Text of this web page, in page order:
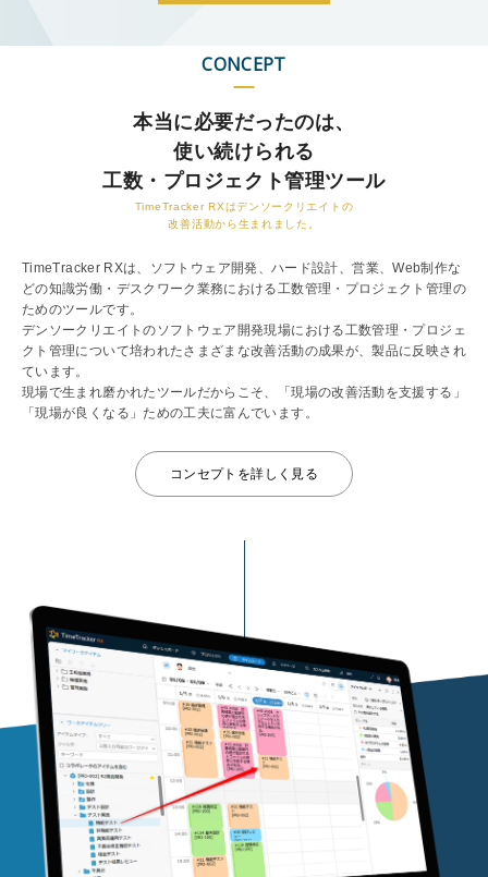
CONCEPT
本当に必要だったのは、
使い続けられる
工数・プロジェクト管理ツール
TimeTracker RXはデンソークリエイトの
改善活動から生まれました。
TimeTracker RXは、ソフトウェア開発、ハード設計、営業、Web制作な
どの知識労働・デスクワーク業務における工数管理・プロジェクト管理の
ためのツールです。
デンソークリエイトのソフトウェア開発現場における工数管理・プロジェ
クト管理について培われたさまざまな改善活動の成果が、製品に反映され
ています。
現場で生まれ磨かれたツールだからこそ、「現場の改善活動を支援する」
「現場が良くなる」ための工夫に富んでいます。
コンセプトを詳しく見る